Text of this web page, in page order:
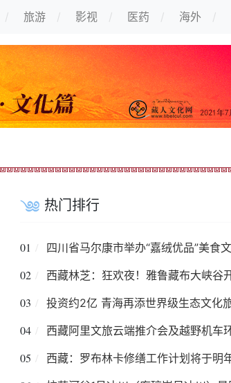
旅游 影视 医药 海外
热门排行
01 四川省马尔康市举办“嘉绒优品”美食
02
03
04
05